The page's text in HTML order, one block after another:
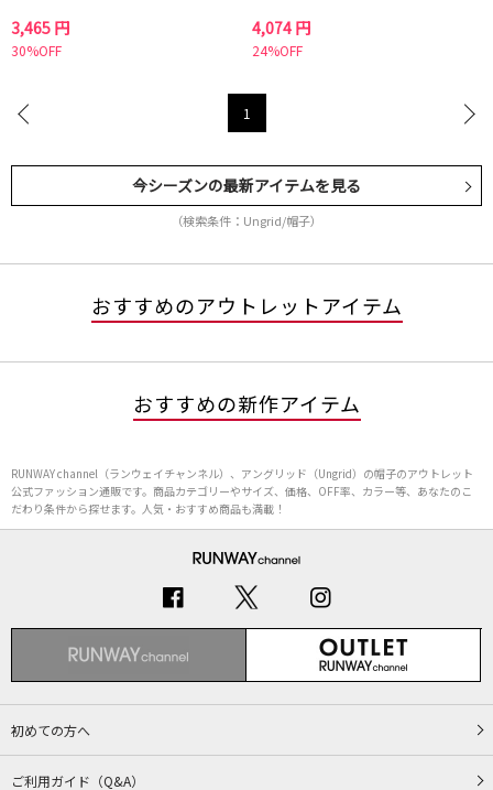
3,465 円
30%OFF
4,074 円
24%OFF
1
今シーズンの最新アイテムを見る
（検索条件：Ungrid/帽子）
おすすめのアウトレットアイテム
おすすめの新作アイテム
RUNWAY channel（ランウェイチャンネル）、アングリッド（Ungrid）の帽子のアウトレット
公式ファッション通販です。商品カテゴリーやサイズ、価格、OFF率、カラー等、あなたのこ
だわり条件から探せます。人気・おすすめ商品も満載！
初めての方へ
ご利用ガイド（Q&A）